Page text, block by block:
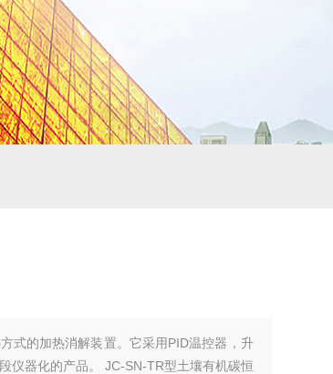
式的加热消解装置。它采用PID温控器，升
仪器化的产品。 JC-SN-TR型土壤有机碳恒